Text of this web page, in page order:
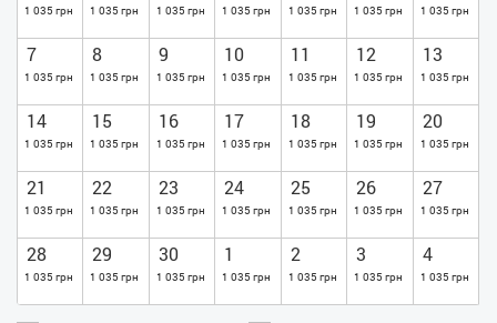
1 035 грн 1 035 грн 1 035 грн 1 035 грн 1 035 грн 1 035 грн 1 035 грн
7
1 035 грн
8
1 035 грн
9
1 035 грн
10
1 035 грн
11
1 035 грн
12
1 035 грн
13
1 035 грн
14
1 035 грн
15
1 035 грн
16
1 035 грн
17
1 035 грн
18
1 035 грн
19
1 035 грн
20
1 035 грн
21
1 035 грн
22
1 035 грн
23
1 035 грн
24
1 035 грн
25
1 035 грн
26
1 035 грн
27
1 035 грн
28
1 035 грн
29
1 035 грн
30
1 035 грн
1
1 035 грн
2
1 035 грн
3
1 035 грн
4
1 035 грн